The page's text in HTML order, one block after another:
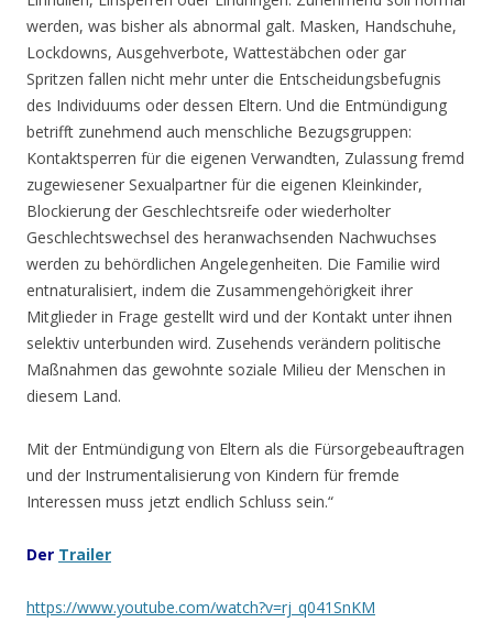
werden, was bisher als abnormal galt. Masken, Handschuhe,
Lockdowns, Ausgehverbote, Wattestäbchen oder gar
Spritzen fallen nicht mehr unter die Entscheidungsbefugnis
des Individuums oder dessen Eltern. Und die Entmündigung
betrifft zunehmend auch menschliche Bezugsgruppen:
Kontaktsperren für die eigenen Verwandten, Zulassung fremd
zugewiesener Sexualpartner für die eigenen Kleinkinder,
Blockierung der Geschlechtsreife oder wiederholter
Geschlechtswechsel des heranwachsenden Nachwuchses
werden zu behördlichen Angelegenheiten. Die Familie wird
entnaturalisiert, indem die Zusammengehörigkeit ihrer
Mitglieder in Frage gestellt wird und der Kontakt unter ihnen
selektiv unterbunden wird. Zusehends verändern politische
Maßnahmen das gewohnte soziale Milieu der Menschen in
diesem Land.
Mit der Entmündigung von Eltern als die Fürsorgebeauftragen
und der Instrumentalisierung von Kindern für fremde
Interessen muss jetzt endlich Schluss sein.“
Der Trailer
https://www.youtube.com/watch?v=rj_q041SnKM